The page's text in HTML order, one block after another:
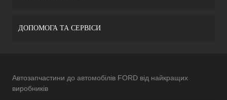
ДОПОМОГА ТА СЕРВІСИ
Автозапчастини до автомобілів FORD від найкращих
виробників